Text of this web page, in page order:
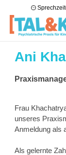
Ani
Frau
unseres
Anmeldung als
Als gelernte